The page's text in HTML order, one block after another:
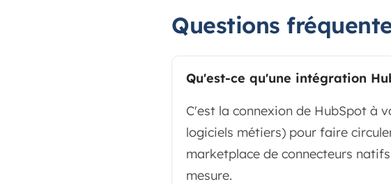
Questions
Qu'est-ce qu'une intégration
C'est la connexion de HubSpot à
logiciels métiers) pour faire
marketplace de connecteurs
mesure.